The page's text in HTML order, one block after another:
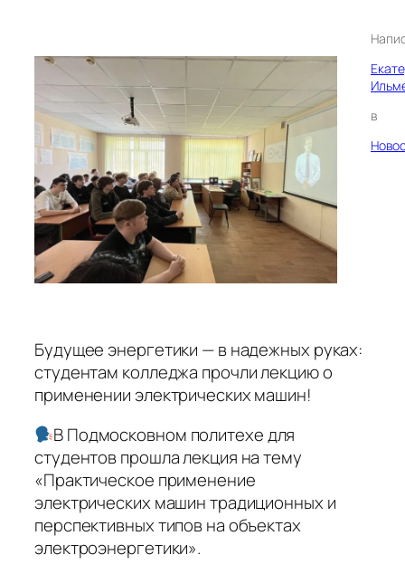
в
Будущее энергетики — в надежных руках:
студентам колледжа прочли лекцию о
применении электрических машин!
В Подмосковном политехе для
студентов прошла лекция на тему
«Практическое применение
электрических машин традиционных и
перспективных типов на объектах
электроэнергетики».